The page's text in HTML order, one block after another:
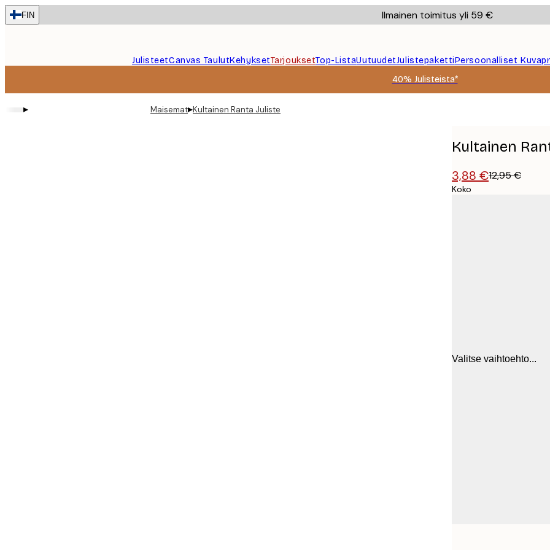
Skip
to
FIN Ilmainen toimitus yli 59 €
JulisteetCanvas TaulutKehyksetTarjouksetTop-ListaUutuudetJulistepakettiPersoonalliset
40% Julisteista*
▸ Maisemat▸Kultainen Ranta Juliste
Kultainen
3,88 €12,95 €
Koko
Valitse vaihtoehto...